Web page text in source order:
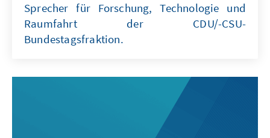
Sprecher für Forschung, Technologie und
Raumfahrt der CDU/-CSU-
Bundestagsfraktion.